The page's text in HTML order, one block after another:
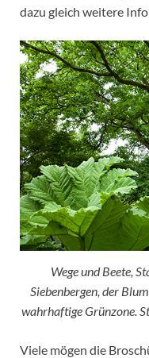
dazu gleich weitere
Wege und Beete,
Siebenbergen, der
wahrhaftige Grünzone.
Viele mögen die